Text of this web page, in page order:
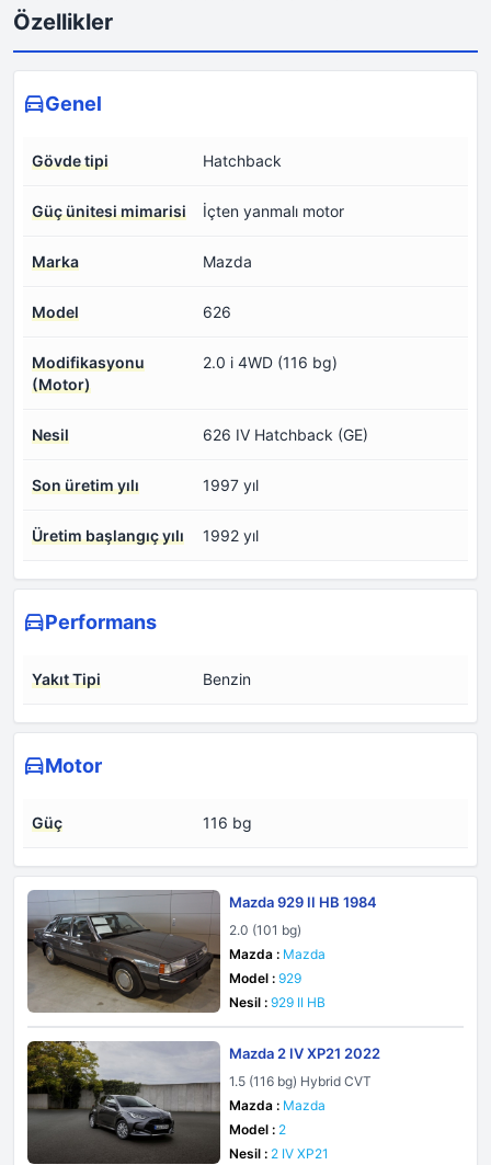
Özellikler
Genel
Gövde tipi Hatchback
Güç ünitesi mimarisi İçten yanmalı motor
Marka Mazda
Model 626
Modifikasyonu
(Motor)
2.0 i 4WD (116 bg)
Nesil 626 IV Hatchback (GE)
Son üretim yılı 1997 yıl
Üretim başlangıç yılı 1992 yıl
Performans
Yakıt Tipi Benzin
Motor
Güç 116 bg
Mazda 929 II HB 1984
2.0 (101 bg)
Mazda : Mazda
Model : 929
Nesil : 929 II HB
Mazda 2 IV XP21 2022
1.5 (116 bg) Hybrid CVT
Mazda : Mazda
Model : 2
Nesil : 2 IV XP21